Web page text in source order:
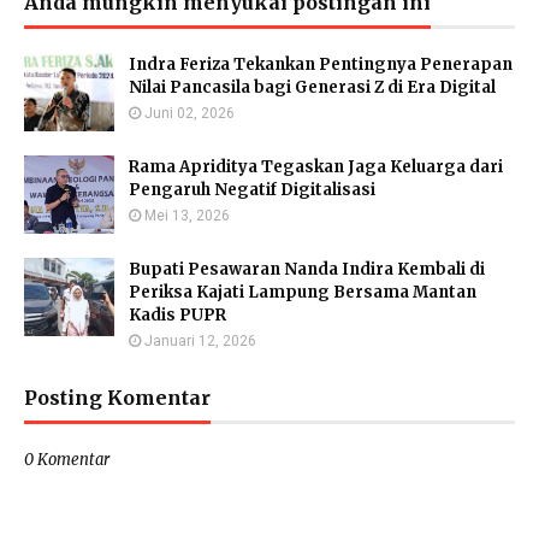
Indra Feriza Tekankan Pentingnya Penerapan
Nilai Pancasila bagi Generasi Z di Era Digital
Juni 02, 2026
Rama Apriditya Tegaskan Jaga Keluarga dari
Pengaruh Negatif Digitalisasi
Mei 13, 2026
Bupati Pesawaran Nanda Indira Kembali di
Periksa Kajati Lampung Bersama Mantan
Kadis PUPR
Januari 12, 2026
Posting Komentar
0 Komentar